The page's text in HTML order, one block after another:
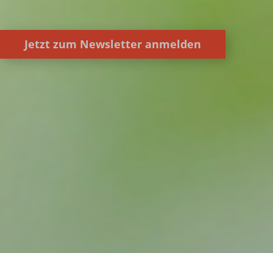
Jetzt zum Newsletter anmelden